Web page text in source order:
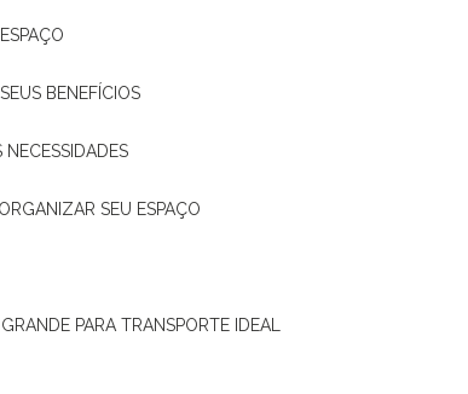
BENEFÍCIOS
NECESSIDADES
SEU ESPAÇO
PARA TRANSPORTE IDEAL